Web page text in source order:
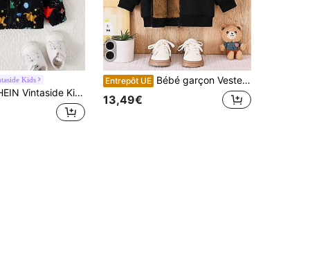
Kids
Kids Bébé Garçon Veste Imprimé Dinosaure Zippé À Capuche
Entrepôt UE Bébé garçon Veste à capuche en polaire imprimée dinosaure décontractée pour l'automne/l'hiver
13,49€